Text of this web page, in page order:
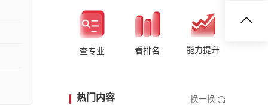
查专业 看排名 能力提升
热门内容 换一换